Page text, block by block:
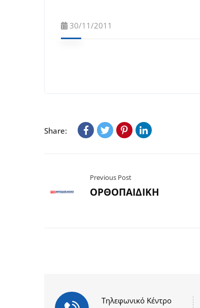
30/11/2011
Share:
Previous Post
ΟΡΘΟΠΑΙΔΙΚΗ
Τηλεφωνικό Κέντρο